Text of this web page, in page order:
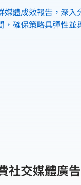
媒體成效報告，深入
，確保策略具彈性並
社交媒體廣告